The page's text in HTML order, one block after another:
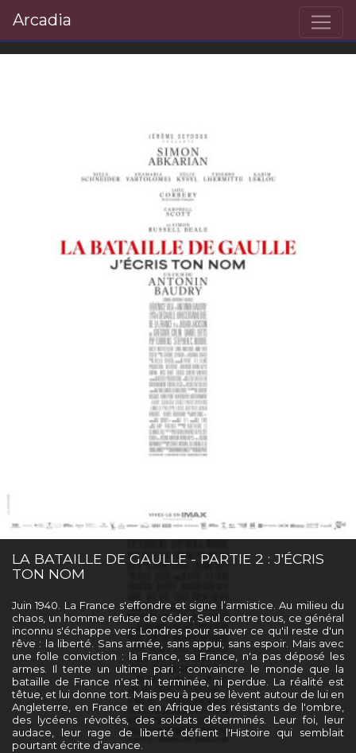
Arcadia
LA BATAILLE DE GAULLE - PARTIE 2 : J'ÉCRIS
TON NOM
Juin 1940. La France s'effondre et signe l’armistice. Au milieu du
chaos, un homme refuse de céder. Seul contre tous, ce général
inconnu s'échappe vers Londres pour sauver ce qu'il reste d'un
rêve : la liberté. Sans armée, sans appui, sans espoir. Mais avec
une folle conviction : la France, sa France, n'a pas déposé les
armes. Il tente un ultime pari : convaincre le monde que la
bataille de France n'est ni terminée, ni perdue. La réalité est
têtue, et lui donne tort. Mais peu à peu se lèvent autour de lui en
Angleterre, en France et en Afrique des résistants de l'ombre,
des lycéens révoltés, des soldats déterminés. Leur foi, leur
audace, leur rage de liberté défient l'Histoire qui semblait
pourtant écrite d’avance.